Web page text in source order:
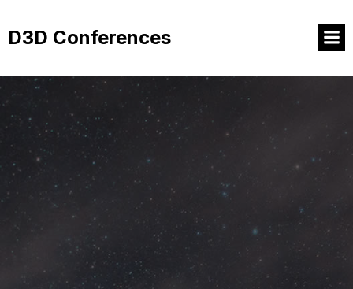
contenu
D3D Conferences